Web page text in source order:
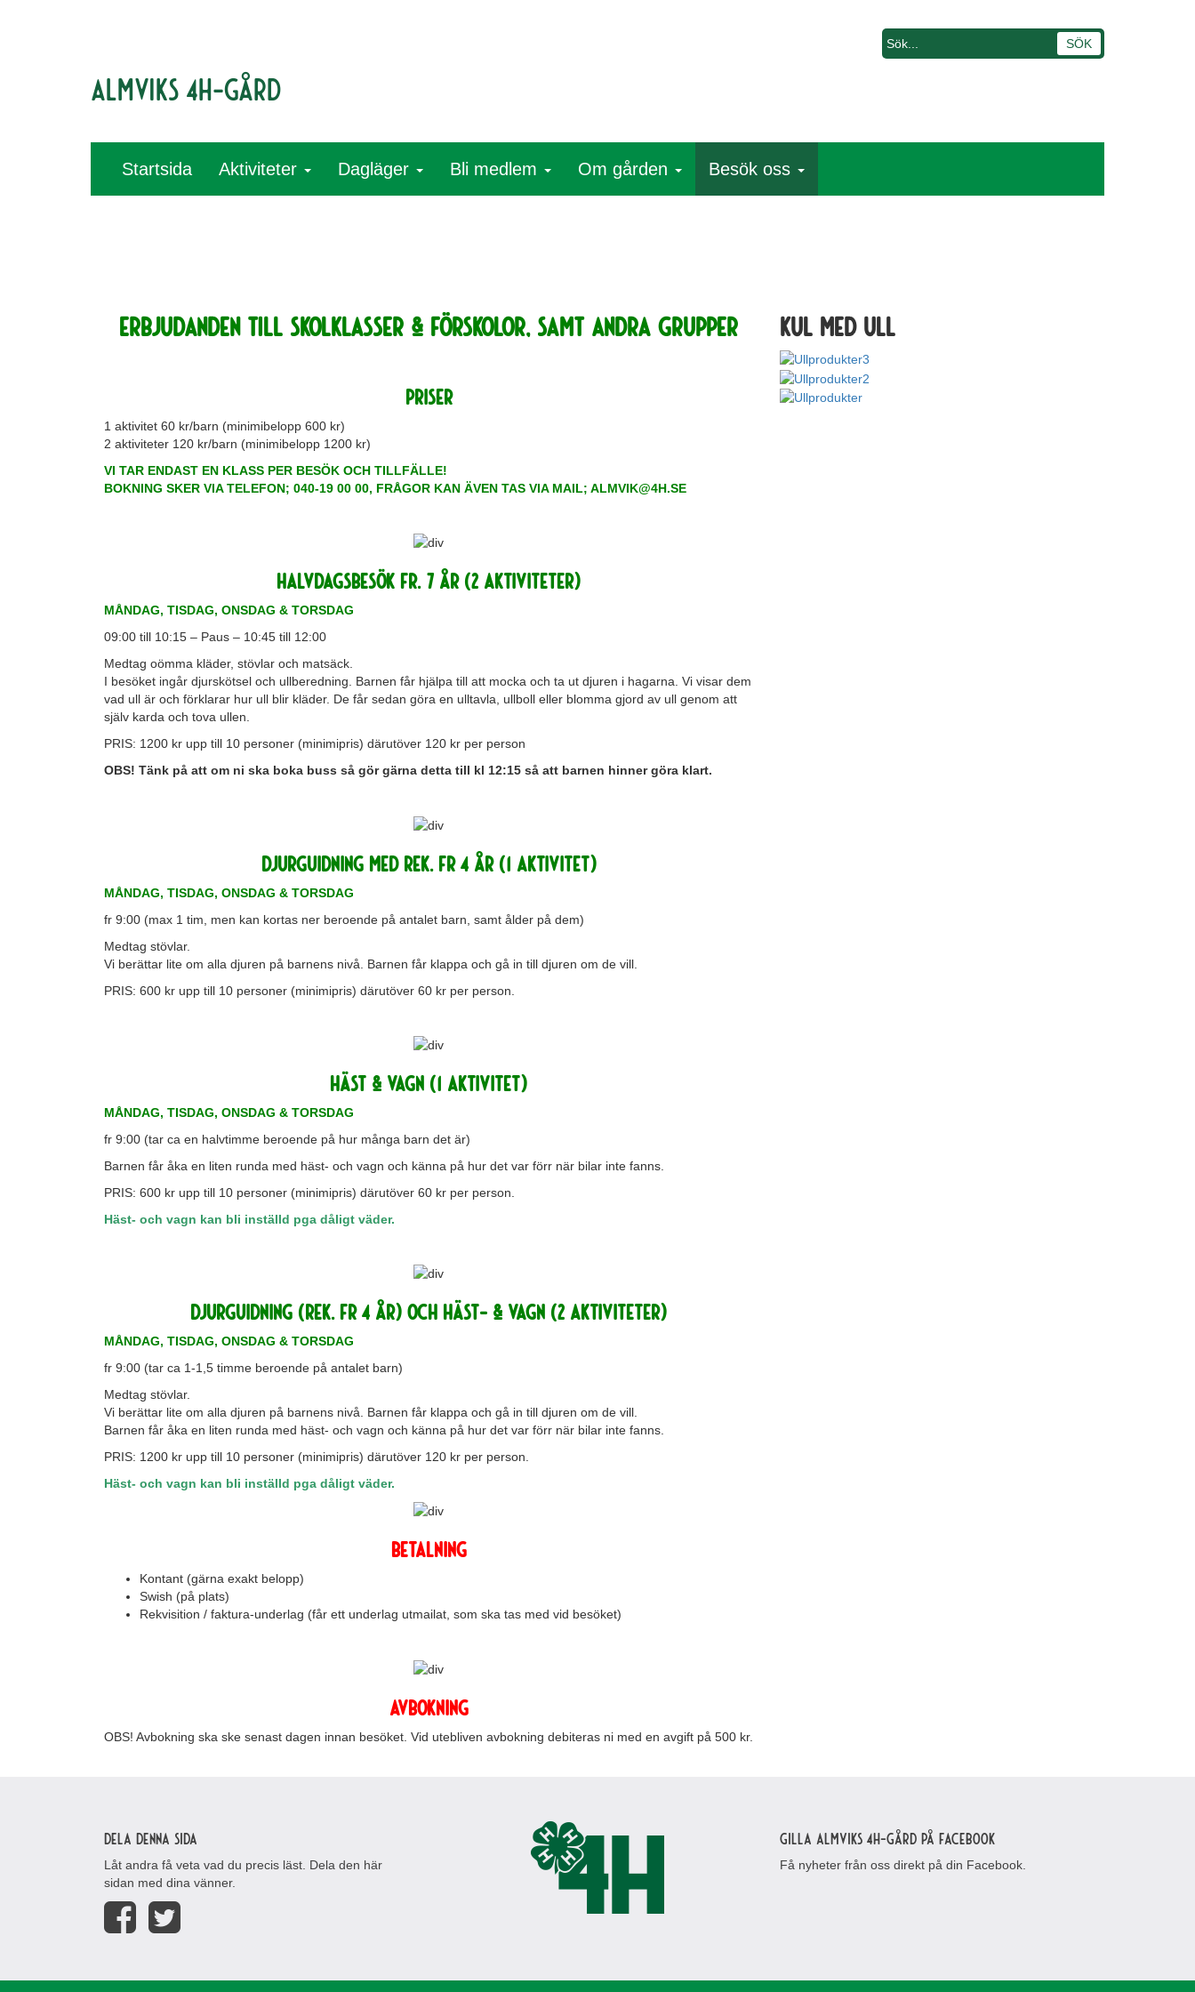
Almviks 4H-gård
Startsida Aktiviteter Dagläger Bli medlem Om gården Besök oss
ERBJUDANDEN TILL SKOLKLASSER & FÖRSKOLOR, samt andra grupper
PRISER
1 aktivitet 60 kr/barn (minimibelopp 600 kr)
2 aktiviteter 120 kr/barn (minimibelopp 1200 kr)
VI TAR ENDAST EN KLASS PER BESÖK OCH TILLFÄLLE!
BOKNING SKER VIA TELEFON; 040-19 00 00, FRÅGOR KAN ÄVEN TAS VIA MAIL; ALMVIK@4H.SE
HALVDAGSBESÖK fr. 7 år (2 aktiviteter)
MÅNDAG, TISDAG, ONSDAG & TORSDAG
09:00 till 10:15 – Paus – 10:45 till 12:00
Medtag oömma kläder, stövlar och matsäck.
I besöket ingår djurskötsel och ullberedning. Barnen får hjälpa till att mocka och ta ut djuren i hagarna. Vi visar dem
vad ull är och förklarar hur ull blir kläder. De får sedan göra en ulltavla, ullboll eller blomma gjord av ull genom att
själv karda och tova ullen.
PRIS: 1200 kr upp till 10 personer (minimipris) därutöver 120 kr per person
OBS! Tänk på att om ni ska boka buss så gör gärna detta till kl 12:15 så att barnen hinner göra klart.
DJURGUIDNING med rek. fr 4 år (1 aktivitet)
MÅNDAG, TISDAG, ONSDAG & TORSDAG
fr 9:00 (max 1 tim, men kan kortas ner beroende på antalet barn, samt ålder på dem)
Medtag stövlar.
Vi berättar lite om alla djuren på barnens nivå. Barnen får klappa och gå in till djuren om de vill.
PRIS: 600 kr upp till 10 personer (minimipris) därutöver 60 kr per person.
HÄST & VAGN (1 aktivitet)
MÅNDAG, TISDAG, ONSDAG & TORSDAG
fr 9:00 (tar ca en halvtimme beroende på hur många barn det är)
Barnen får åka en liten runda med häst- och vagn och känna på hur det var förr när bilar inte fanns.
PRIS: 600 kr upp till 10 personer (minimipris) därutöver 60 kr per person.
Häst- och vagn kan bli inställd pga dåligt väder.
DJURGUIDNING (rek. fr 4 år) och HÄST- & VAGN (2 aktiviteter)
MÅNDAG, TISDAG, ONSDAG & TORSDAG
fr 9:00 (tar ca 1-1,5 timme beroende på antalet barn)
Medtag stövlar.
Vi berättar lite om alla djuren på barnens nivå. Barnen får klappa och gå in till djuren om de vill.
Barnen får åka en liten runda med häst- och vagn och känna på hur det var förr när bilar inte fanns.
PRIS: 1200 kr upp till 10 personer (minimipris) därutöver 120 kr per person.
Häst- och vagn kan bli inställd pga dåligt väder.
BETALNING
Kontant (gärna exakt belopp)
Swish (på plats)
Rekvisition / faktura-underlag (får ett underlag utmailat, som ska tas med vid besöket)
AVBOKNING
OBS! Avbokning ska ske senast dagen innan besöket. Vid utebliven avbokning debiteras ni med en avgift på 500 kr.
Kul med ull
Dela denna sida
Låt andra få veta vad du precis läst. Dela den här
sidan med dina vänner.
Gilla Almviks 4H-gård på Facebook
Få nyheter från oss direkt på din Facebook.